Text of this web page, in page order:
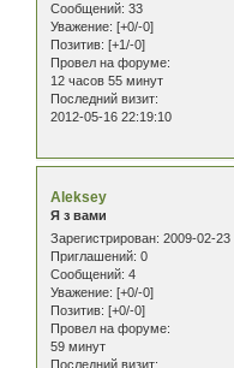
Сообщений: 33
Уважение: [+0/-0]
Позитив: [+1/-0]
Провел на форуме:
12 часов 55 минут
Последний визит:
2012-05-16 22:19:10
Aleksey
Я з вами
Зарегистрирован: 2009-02-23
Приглашений: 0
Сообщений: 4
Уважение: [+0/-0]
Позитив: [+0/-0]
Провел на форуме:
59 минут
Последний визит: